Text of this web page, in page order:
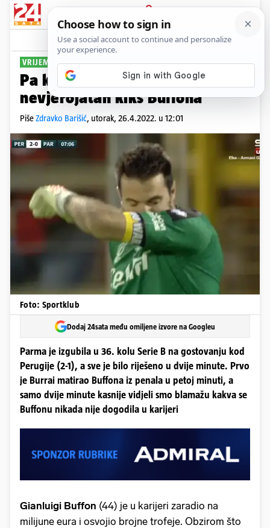
PRIJAVA
Sport Komentari
VRIJEME ZA MIROVINU?
Pa kako, Gigi? Pogledajte
nevjerojatan kiks Buffona
PišeZdravko Barišić, utorak, 26.4.2022. u 12:01
Foto: Sportklub
Dodaj 24sata među omiljene izvore na Googleu
Parma je izgubila u 36. kolu Serie B na gostovanju kod
Perugije (2-1), a sve je bilo riješeno u dvije minute. Prvo
je Burrai matirao Buffona iz penala u petoj minuti, a
samo dvije minute kasnije vidjeli smo blamažu kakva se
Buffonu nikada nije dogodila u karijeri
Gianluigi Buffon (44) je u karijeri zaradio na
milijune eura i osvojio brojne trofeje. Obzirom što